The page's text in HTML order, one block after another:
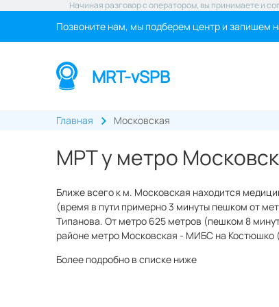
Начиная разговор с оператором, вы принимаете и
Позвоните нам, мы подберем центр и запишем
MRT-vSPB
Главная Московская
МРТ у метро
Ближе всего к м. Московская находится
(время в пути примерно 3 минуты пешком от
Типанова. От метро 625 метров (пешком 8
районе метро Московская - МИБС на Костюшко
Более подробно в списке ниже